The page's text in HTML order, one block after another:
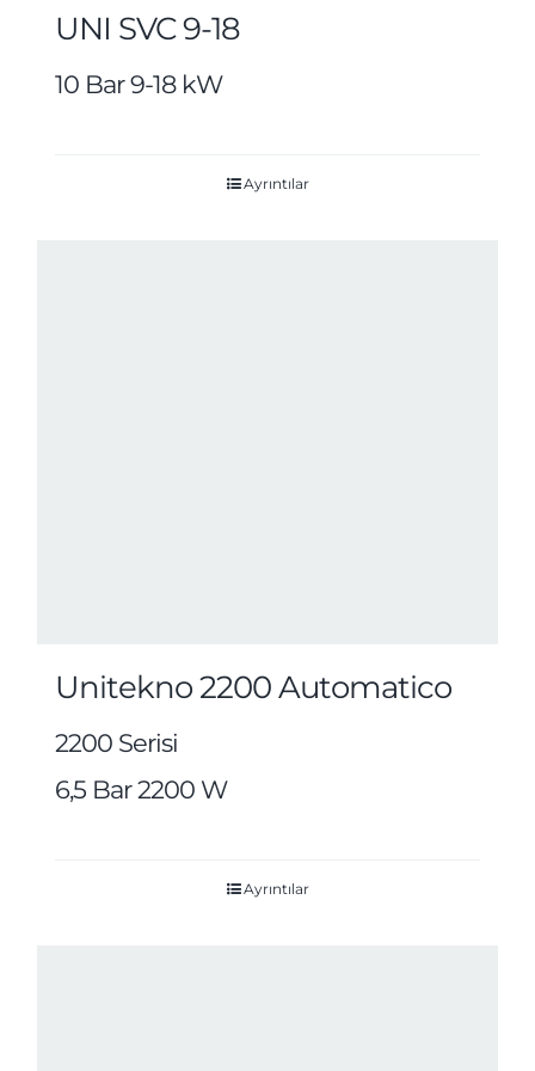
UNI SVC 9-18
10 Bar 9-18 kW
Ayrıntılar
Unitekno 2200 Automatico
2200 Serisi
6,5 Bar 2200 W
Ayrıntılar